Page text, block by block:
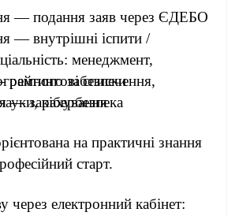
— подання заяв через ЄДЕБО
— внутрішні іспити /
списки
— зарахування
менеджмент,
забезпечення,
кібербезпека
на практичні знання
старт.
через електронний кабінет: